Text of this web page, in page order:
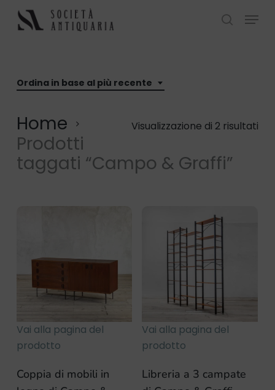
Skip
search
Menu
Ordina in base al più recente
Visualizzazione di 2 risultati
Home
Prodotti
taggati “Campo & Graffi”
Vai alla pagina del
prodotto
Coppia di mobili in
Vai alla pagina del
prodotto
Libreria a 3 campate